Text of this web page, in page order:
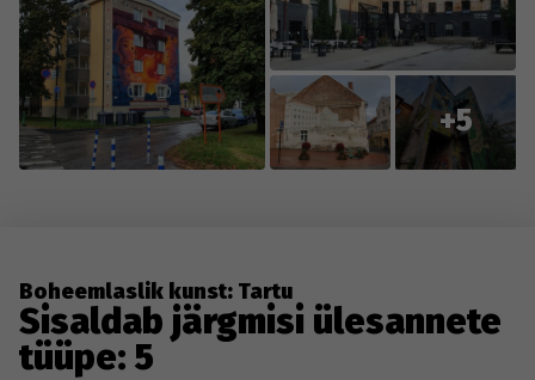
+5
Boheemlaslik kunst: Tartu
Sisaldab järgmisi ülesannete
tüüpe: 5